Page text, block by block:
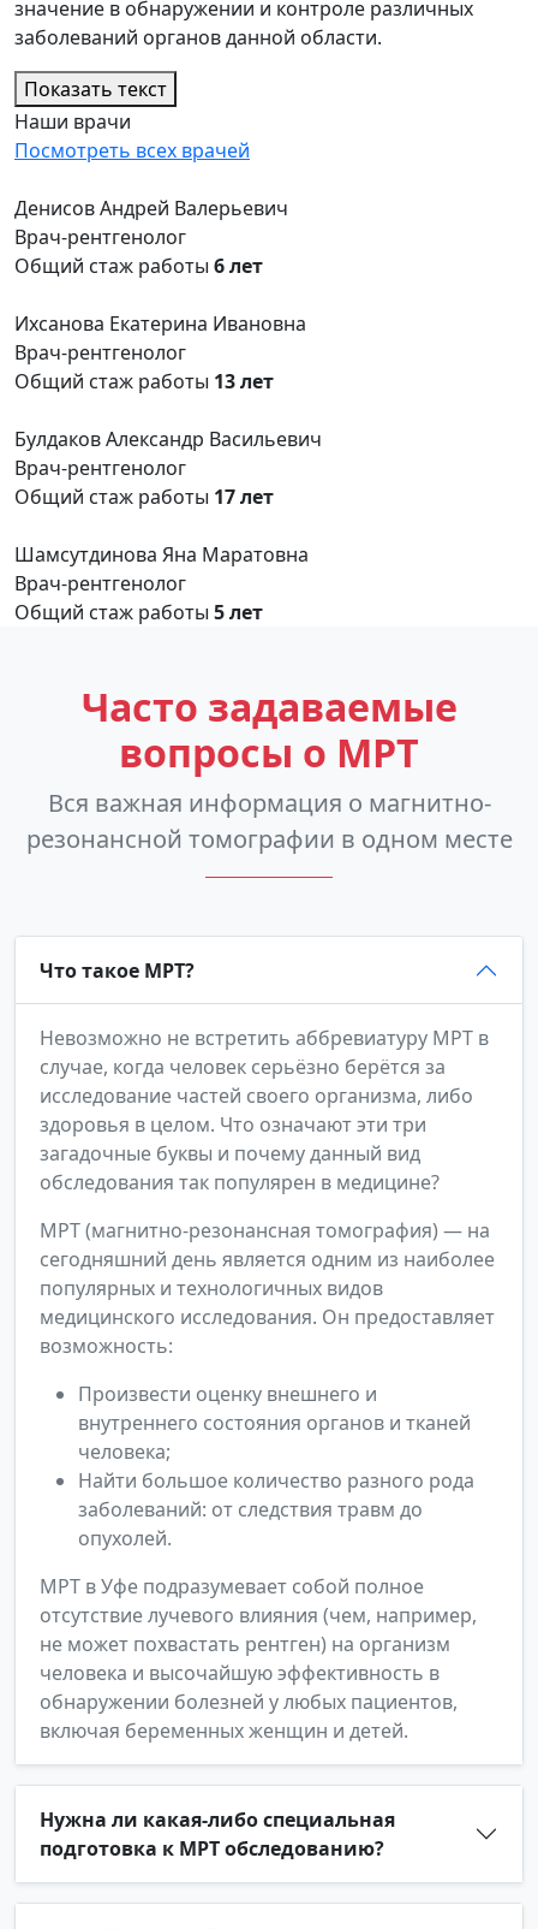
значение в обнаружении и контроле различных
заболеваний органов данной области.
Показать текст
Наши врачи
Посмотреть всех врачей
Денисов Андрей Валерьевич
Врач-рентгенолог
Общий стаж работы 6 лет
Ихсанова Екатерина Ивановна
Врач-рентгенолог
Общий стаж работы 13 лет
Булдаков Александр Васильевич
Врач-рентгенолог
Общий стаж работы 17 лет
Шамсутдинова Яна Маратовна
Врач-рентгенолог
Общий стаж работы 5 лет
Часто задаваемые
вопросы о МРТ
Вся важная информация о магнитно-
резонансной томографии в одном месте
Что такое МРТ?
Невозможно не встретить аббревиатуру МРТ в
случае, когда человек серьёзно берётся за
исследование частей своего организма, либо
здоровья в целом. Что означают эти три
загадочные буквы и почему данный вид
обследования так популярен в медицине?
МРТ (магнитно-резонансная томография) — на
сегодняшний день является одним из наиболее
популярных и технологичных видов
медицинского исследования. Он предоставляет
возможность:
Произвести оценку внешнего и
внутреннего состояния органов и тканей
человека;
Найти большое количество разного рода
заболеваний: от следствия травм до
опухолей.
МРТ в Уфе подразумевает собой полное
отсутствие лучевого влияния (чем, например,
не может похвастать рентген) на организм
человека и высочайшую эффективность в
обнаружении болезней у любых пациентов,
включая беременных женщин и детей.
Нужна ли какая-либо специальная
подготовка к МРТ обследованию?